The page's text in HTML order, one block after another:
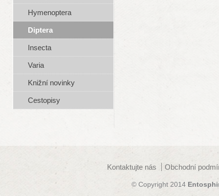
Hymenoptera
Diptera
Insecta
Varia
Knižní novinky
Cestopisy
Kontaktujte nás Obchodní
© Copyright 2014